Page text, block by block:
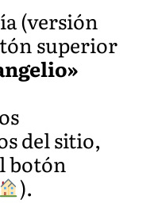
(versión
superior
del sitio,
botón
).